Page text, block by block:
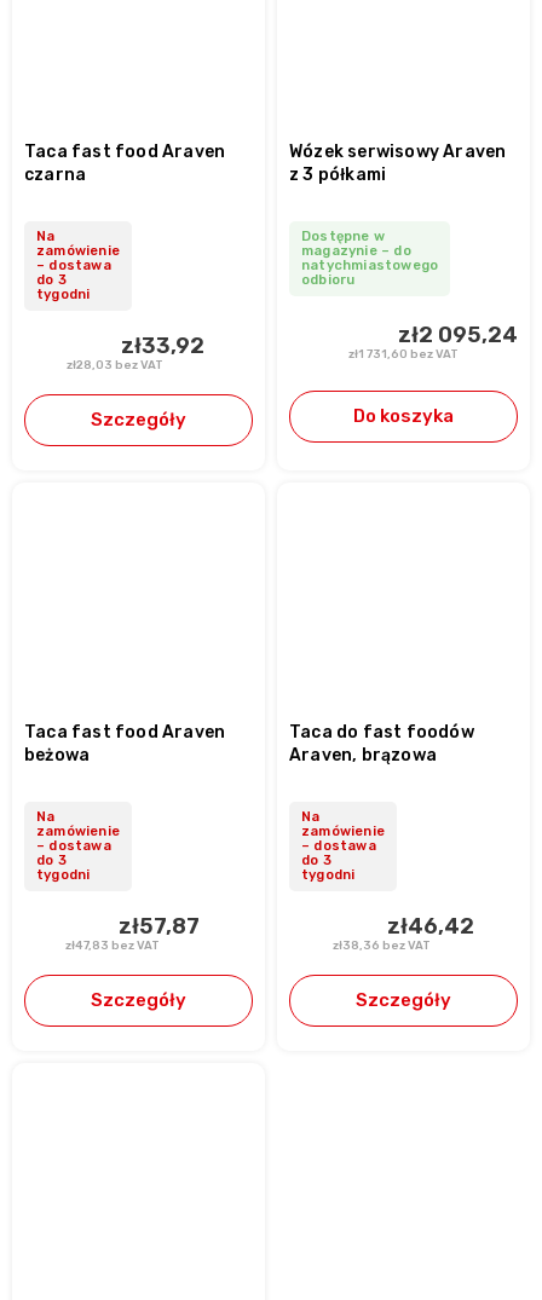
Taca fast food Araven
czarna
Na
zamówienie
– dostawa
do 3
tygodni
zł28,03 bez VAT
zł33,92
Szczegóły
Wózek serwisowy Araven
z 3 półkami
Dostępne w
magazynie – do
natychmiastowego
odbioru
zł1 731,60 bez VAT
zł2 095,24
Do koszyka
Taca fast food Araven
beżowa
Na
zamówienie
– dostawa
do 3
tygodni
zł47,83 bez VAT
zł57,87
Szczegóły
Taca do fast foodów
Araven, brązowa
Na
zamówienie
– dostawa
do 3
tygodni
zł38,36 bez VAT
zł46,42
Szczegóły